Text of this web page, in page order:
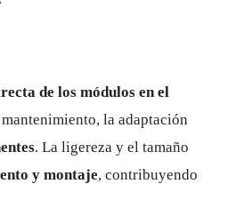
de los módulos en el
la adaptación
. La ligereza y el tamaño
y montaje, contribuyendo